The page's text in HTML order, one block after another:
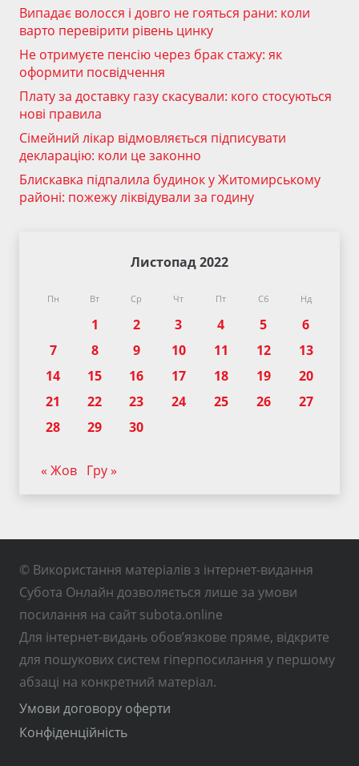
Випадає волосся і довго не гояться рани: коли
варто перевірити рівень цинку
Не отримуєте пенсію через брак стажу: як
оформити посвідчення
Плату за доставку газу скасували: кого стосуються
нові правила
Сімейний лікар відмовляється підписувати
декларацію: коли це законно
Блискавка підпалила будинок у Житомирському
районі: пожежу ліквідували за годину
Листопад 2022
Пн Вт Ср Чт Пт Сб Нд
1 2 3 4 5
6
7
8 9 10 11 12
13
14
15 16 17 18 19
20
21
22 23 24 25 26
27
28
29 30
« Жов Гру »
© Використання матеріалів з інтернет-видання
Субота Онлайн дозволяється лише за умови
посилання на сайт subota.online
Для інтернет-видань обов’язкове пряме, відкрите
для пошукових систем гіперпосилання у першому
абзаці на конкретний матеріал.
Умови договору оферти
Конфіденційність